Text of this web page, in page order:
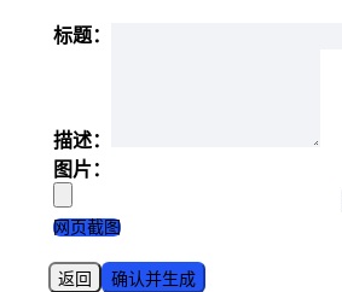
标题：
描述：
图片：
网页截图
返回 确认并生成